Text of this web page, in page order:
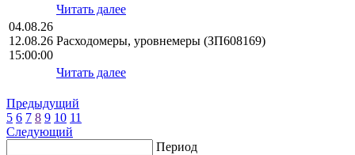
Читать далее
04.08.26
12.08.26
15:00:00
Расходомеры, уровнемеры (ЗП608169)
Читать далее
Предыдущий
5 6 7 8 9 10 11
Следующий
Период